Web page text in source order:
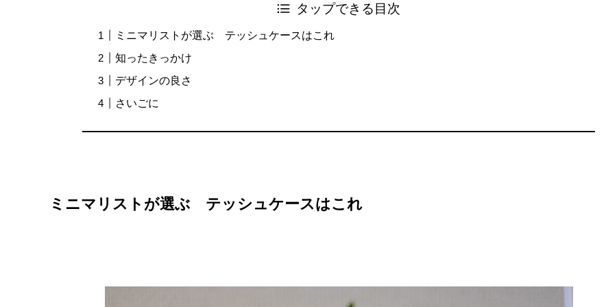
タップできる目次
ミニマリストが選ぶ テッシュケースはこれ
知ったきっかけ
デザインの良さ
さいごに
ミニマリストが選ぶ テッシュケースはこれ